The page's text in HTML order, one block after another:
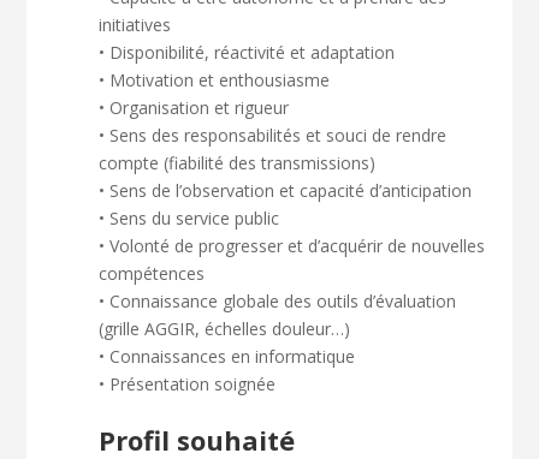
initiatives
• Disponibilité, réactivité et adaptation
• Motivation et enthousiasme
• Organisation et rigueur
• Sens des responsabilités et souci de rendre
compte (fiabilité des transmissions)
• Sens de l’observation et capacité d’anticipation
• Sens du service public
• Volonté de progresser et d’acquérir de nouvelles
compétences
• Connaissance globale des outils d’évaluation
(grille AGGIR, échelles douleur…)
• Connaissances en informatique
• Présentation soignée
Profil souhaité